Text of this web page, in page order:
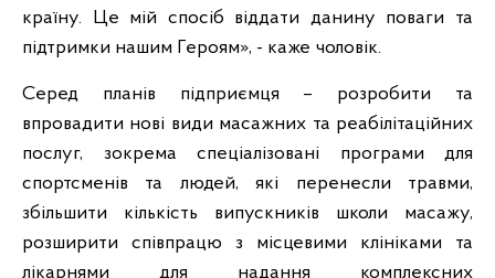
країну. Це мій спосіб віддати данину поваги та
підтримки нашим Героям», - каже чоловік.
Серед планів підприємця – розробити та
впровадити нові види масажних та реабілітаційних
послуг, зокрема спеціалізовані програми для
спортсменів та людей, які перенесли травми,
збільшити кількість випускників школи масажу,
розширити співпрацю з місцевими клініками та
лікарнями для надання комплексних